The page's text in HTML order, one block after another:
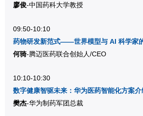
廖俊-中国药科大学教授
09:50-10:10
药物研发新范式——世界模型与 AI 科学家
何骑-腾迈医药联合创始人/CEO
10:10-10:30
数字健康智驱未来：华为医药智能化方案介
樊杰-华为制药军团总裁